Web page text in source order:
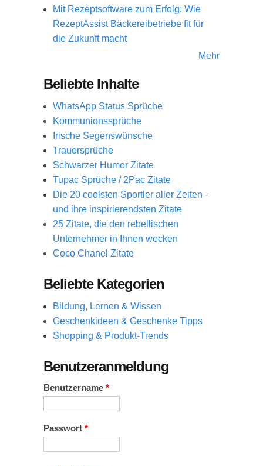
Mit Rezeptsoftware zum Erfolg: Wie
RezeptAssist Bäckereibetriebe fit für
die Zukunft macht
Mehr
Beliebte Inhalte
WhatsApp Status Sprüche
Kommunionssprüche
Irische Segenswünsche
Trauersprüche
Schwarzer Humor Zitate
Tupac Sprüche / 2Pac Zitate
Die 20 coolsten Sportler aller Zeiten -
und ihre inspirierendsten Zitate
25 Zitate, die den rebellischen
Unternehmer in Ihnen wecken
Coco Chanel Zitate
Beliebte Kategorien
Bildung, Lernen & Wissen
Geschenkideen & Geschenke Tipps
Shopping & Produkt-Trends
Benutzeranmeldung
Benutzername *
Passwort *